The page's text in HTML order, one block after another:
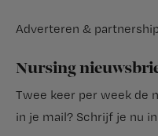
Adverteren &
Nursing
Twee keer per week de
in je mail? Schrijf je nu